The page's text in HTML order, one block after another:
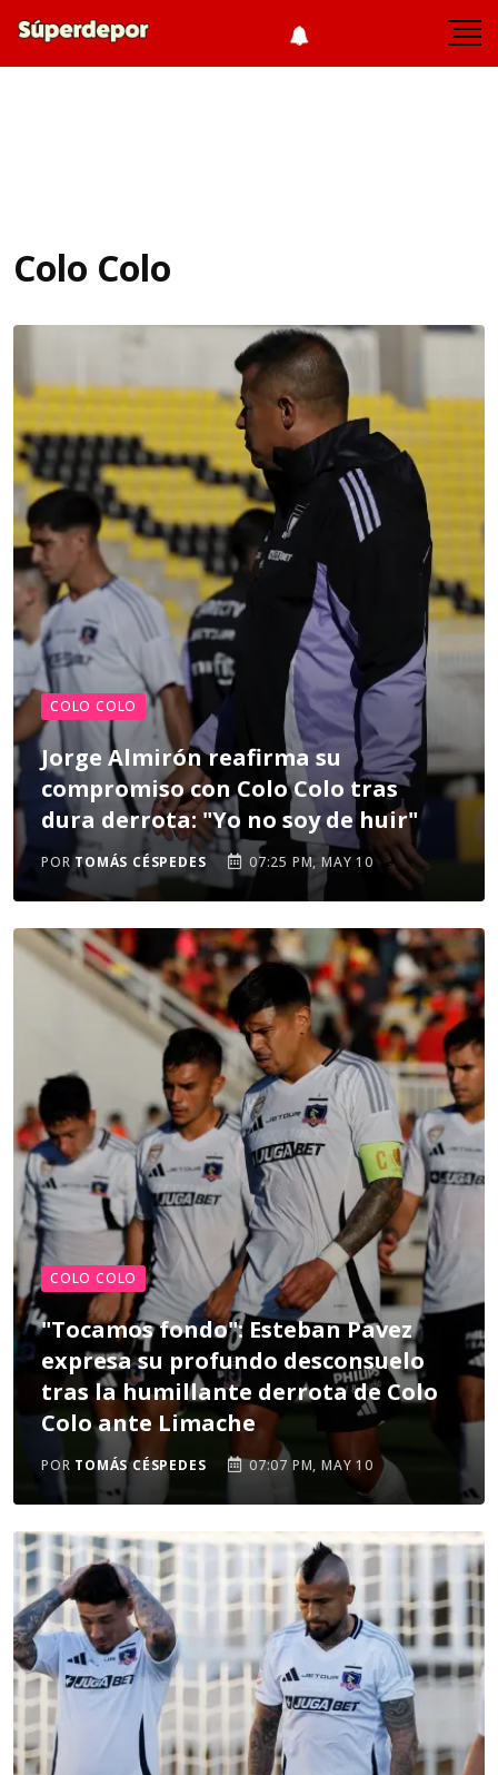
Colo Colo
COLO COLO
Jorge Almirón reafirma su
compromiso con Colo Colo tras
dura derrota: "Yo no soy de huir"
POR TOMÁS CÉSPEDES 07:25 PM, MAY 10
COLO COLO
"Tocamos fondo": Esteban Pavez
expresa su profundo desconsuelo
tras la humillante derrota de Colo
Colo ante Limache
POR TOMÁS CÉSPEDES 07:07 PM, MAY 10